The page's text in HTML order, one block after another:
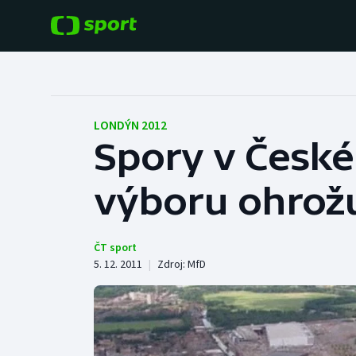
Hokej
Tenis
Cyklistika
Baseball a softbal
Basketbal
Boby a skeleton
Box
LONDÝN 2012
Spory v
výboru
ČT sport
5. 12. 2011 | Zdroj: MfD